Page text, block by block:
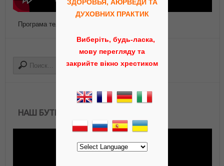
Програма телепередач Роса ТВ
НАШ БУТИК АЮРВЕДЫ
ЗДОРОВЬЯ, АЮРВЕДИ ТА
ДУХОВНИХ ПРАКТИК
Виберіть, будь-ласка,
мову перегляду та
закрийте вікно хрестиком